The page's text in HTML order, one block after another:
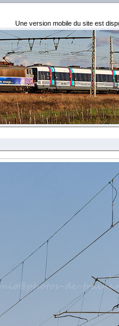
Une version mobile du site est